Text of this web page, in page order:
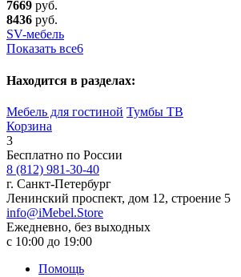
7669 руб.
8436 руб.
SV-мебель
Показать все6
Находится в разделах:
Мебель для гостиной Тумбы ТВ
Корзина
3
Бесплатно по России
8 (812) 981-30-40
г. Санкт-Петербург
Ленинский проспект, дом 12, строение 5
info@iMebel.Store
Ежедневно, без выходных
с 10:00 до 19:00
Помощь